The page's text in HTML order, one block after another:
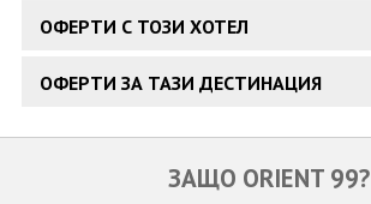
ОФЕРТИ С ТОЗИ ХОТЕЛ
ОФЕРТИ ЗА ТАЗИ ДЕСТИНАЦИЯ
ЗАЩО ORIENT 99?